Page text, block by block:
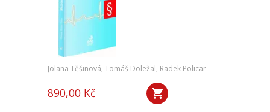
Jolana Těšinová, Tomáš Doležal, Radek Policar
890,00 Kč